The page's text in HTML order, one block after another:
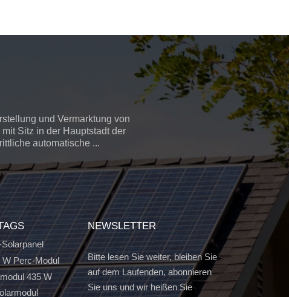
und Vermarktung von
Sitz in der Hauptstadt der
automatische ...
W Perc-Modul
435 W
NEWSLETTER
Bitte lesen Sie weiter, bleiben Sie
auf dem Laufenden, abonnieren
Sie uns und wir heißen Sie